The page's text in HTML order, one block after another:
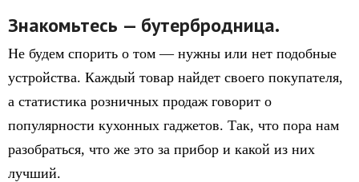
Знакомьтесь — бутербродница.
Не будем спорить о том — нужны или нет подобные
устройства. Каждый товар найдет своего покупателя,
а статистика розничных продаж говорит о
популярности кухонных гаджетов. Так, что пора нам
разобраться, что же это за прибор и какой из них
лучший.